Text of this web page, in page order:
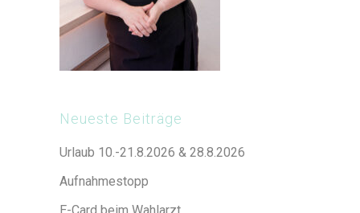
Neueste Beiträge
Urlaub 10.-21.8.2026 & 28.8.2026
Aufnahmestopp